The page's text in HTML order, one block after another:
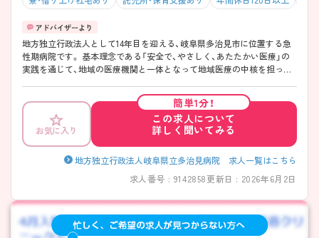
地方独立行政法人として14年目を迎える、岐阜県多治見市に位置する急
性期病院です。 基本理念である「安全で、やさしく、あたたかい医療」の
実践を通じて、地域の医療機関と一体となって地域医療の中核を担って
は、面接対策ポイントなど、さらに詳細をお話しいたしますのでお気軽に
ご相談ください。
お気に入り
簡単1分！
この求人について
詳しく聞いてみる
地方独立行政法人岐阜県立多治見病院 求人一覧はこちら
求人番号 : 9142858更新日 : 2026年6月2日